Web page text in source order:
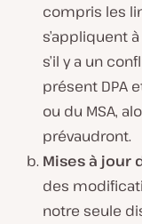
compris les
s’appliquent
s’il y a un
présent DPA
ou du MSA,
prévaudront.
Mises à jour
des
notre seule